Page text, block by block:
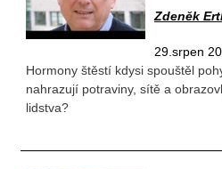
Zdeněk
29.srpen
Hormony štěstí kdysi spouštěl
nahrazují potraviny, sítě a
lidstva?